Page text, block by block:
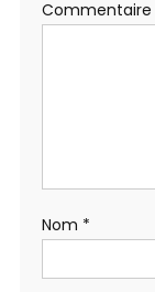
Commentaire
Nom *